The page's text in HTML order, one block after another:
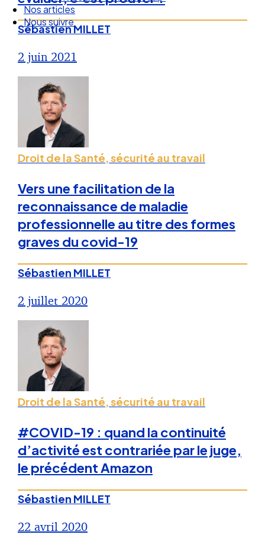
Droit Social : 60 min Recap’
Nos articles
Nous suivre
Sébastien MILLET
2 juin 2021
Droit de la Santé, sécurité au travail
Vers une facilitation de la
reconnaissance de maladie
professionnelle au titre des formes
graves du covid-19
Sébastien MILLET
2 juillet 2020
Droit de la Santé, sécurité au travail
#COVID-19 : quand la continuité
d’activité est contrariée par le juge,
le précédent Amazon
Sébastien MILLET
22 avril 2020